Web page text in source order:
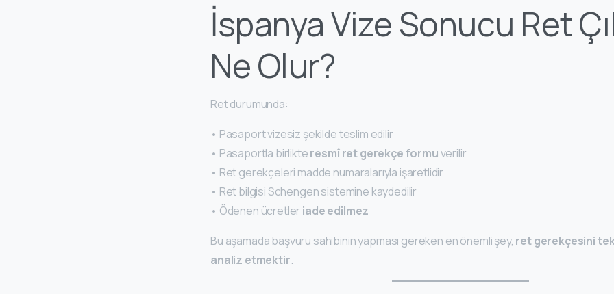
İspanya Vize Sonucu Ret
Ne Olur?
Ret durumunda:
• Pasaport vizesiz şekilde teslim edilir
• Pasaportla birlikteresmî ret gerekçe formuverilir
• Ret gerekçeleri madde numaralarıyla işaretlidir
• Ret bilgisi Schengen sistemine kaydedilir
• Ödenen ücretler iade edilmez
Bu aşamada başvuru sahibinin yapması gereken en önemli şey, ret gerekçesini
analiz etmektir.